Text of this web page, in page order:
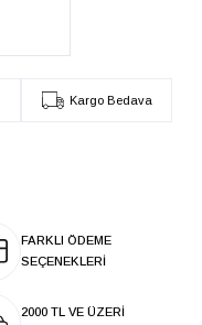
Kargo Bedava
FARKLI ÖDEME
SEÇENEKLERİ
2000 TL VE ÜZERİ